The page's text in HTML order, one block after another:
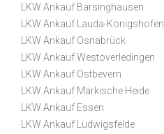
LKW Ankauf Barsinghausen
LKW Ankauf Lauda-Königshofen
LKW Ankauf Osnabrück
LKW Ankauf Westoverledingen
LKW Ankauf Ostbevern
LKW Ankauf Märkische Heide
LKW Ankauf Essen
LKW Ankauf Ludwigsfelde